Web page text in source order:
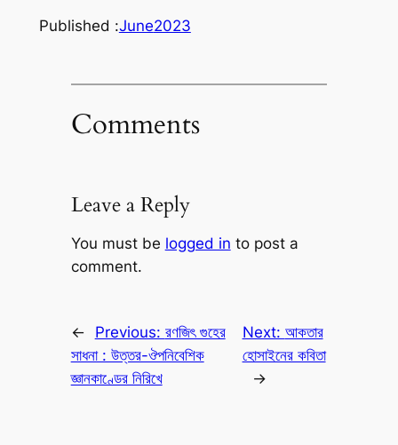
Published :June2023
Comments
Leave a Reply
You must be logged in to post a
comment.
← Previous: রণজিৎ গুহের
সাধনা : উত্তর-ঔপনিবেশিক
জ্ঞানকাণ্ডের নিরিখে
Next: আকতার
হোসাইনের কবিতা
→